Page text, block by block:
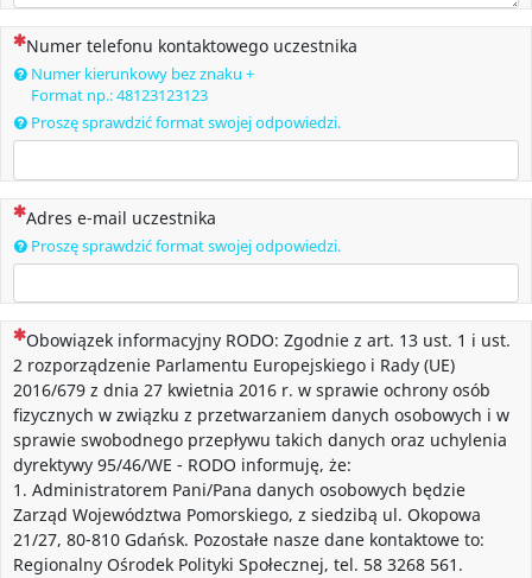
(To pytanie jest wymagane)
Numer telefonu kontaktowego uczestnika
Numer kierunkowy bez znaku +
Format np.: 48123123123
Proszę sprawdzić format swojej odpowiedzi.
(To pytanie jest wymagane)
Adres e-mail uczestnika
Proszę sprawdzić format swojej odpowiedzi.
(To pytanie jest wymagane)
Obowiązek informacyjny RODO: Zgodnie z art. 13 ust. 1 i ust.
2 rozporządzenie Parlamentu Europejskiego i Rady (UE)
2016/679 z dnia 27 kwietnia 2016 r. w sprawie ochrony osób
fizycznych w związku z przetwarzaniem danych osobowych i w
sprawie swobodnego przepływu takich danych oraz uchylenia
dyrektywy 95/46/WE - RODO informuję, że:
1. Administratorem Pani/Pana danych osobowych będzie
Zarząd Województwa Pomorskiego, z siedzibą ul. Okopowa
21/27, 80-810 Gdańsk. Pozostałe nasze dane kontaktowe to:
Regionalny Ośrodek Polityki Społecznej, tel. 58 3268 561.